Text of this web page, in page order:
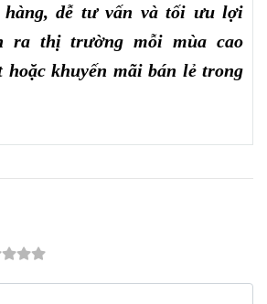
hàng, dễ tư vấn và tối ưu lợi
ra thị trường mỗi mùa cao
hoặc khuyến mãi bán lẻ trong